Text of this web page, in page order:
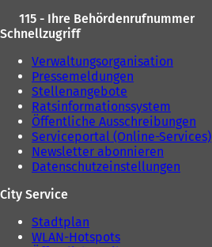
115 - Ihre Behördenrufnummer
Schnellzugriff
Verwaltungsorganisation
Pressemeldungen
Stellenangebote
Ratsinformationssystem
Öffentliche Ausschreibungen
Serviceportal (Online-Services)
Newsletter abonnieren
Datenschutzeinstellungen
City Service
Stadtplan
WLAN-Hotspots